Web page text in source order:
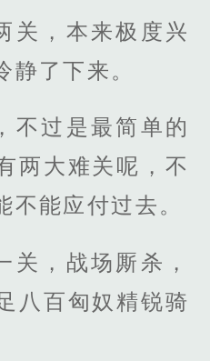
关，本来极度兴
静了下来。
不过是最简单的
两大难关呢，不
不能应付过去。
关，战场厮杀，
八百匈奴精锐骑